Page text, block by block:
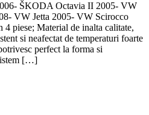
ŠKODA Octavia II 2005- VW
VW Jetta 2005- VW Scirocco
4 piese; Material de inalta calitate,
si neafectat de temperaturi foarte
perfect la forma si
[…]